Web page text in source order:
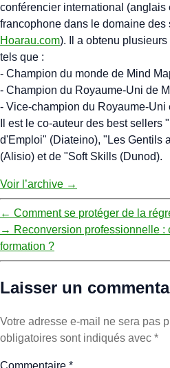
conférencier international (anglais
francophone dans le domaine des
Hoarau.com). Il a obtenu
tels que :
- Champion du monde de Mind
- Champion du Royaume-Uni de
- Vice-champion du Royaume-
Il est le co-auteur des best sellers
d'Emploi" (Diateino), "Les Gentils
(Alisio) et de "Soft Skills (Dunod).
Voir l’archive →
← Comment se protéger de la
→ Reconversion professionnelle :
formation ?
Laisser un
Votre adresse e-mail ne sera pas
obligatoires sont indiqués avec *